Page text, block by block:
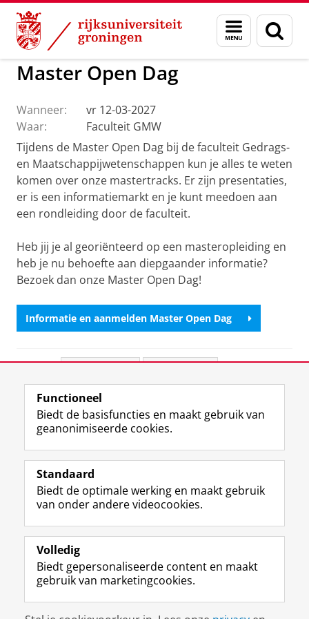
Skip
Content
Skip
Navigation
Menu
en
zoeken
GMW Actueel
Master Open Dag
Wanneer:
vr 12-03-2027
Waar:
Faculteit GMW
Tijdens de Master Open Dag bij de faculteit Gedrags-
en Maatschappijwetenschappen kun je alles te weten
komen over onze mastertracks. Er zijn presentaties,
er is een informatiemarkt en je kunt meedoen aan
een rondleiding door de faculteit.
Heb jij je al georiënteerd op een masteropleiding en
heb je nu behoefte aan diepgaander informatie?
Bezoek dan onze Master Open Dag!
Informatie en aanmelden Master Open Dag
View this page in:English
Volg de RUG
F
a
e
b
o
p
a
i
L
i
k
e
I
-
p
g
R
S
-
f
e
R
k
I
n
t
r
m
c
Y
o
T
e
k
a
Studiekiezers
Alumni
Over ons
Disclaimer & Copyright
Functioneel
Biedt de basisfuncties en maakt gebruik van
geanonimiseerde cookies.
Standaard
Biedt de optimale werking en maakt gebruik
van onder andere videocookies.
Volledig
Biedt gepersonaliseerde content en maakt
gebruik van marketingcookies.